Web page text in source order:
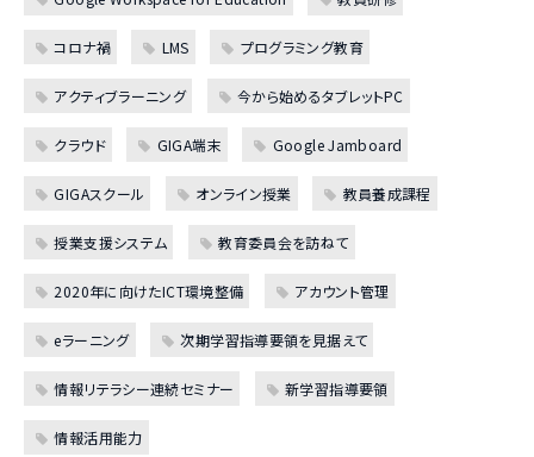
コロナ禍 LMS プログラミング教育
アクティブラーニング 今から始めるタブレットPC
クラウド GIGA端末 Google Jamboard
GIGAスクール オンライン授業 教員養成課程
授業支援システム 教育委員会を訪ねて
2020年に向けたICT環境整備 アカウント管理
eラーニング 次期学習指導要領を見据えて
情報リテラシー連続セミナー 新学習指導要領
情報活用能力